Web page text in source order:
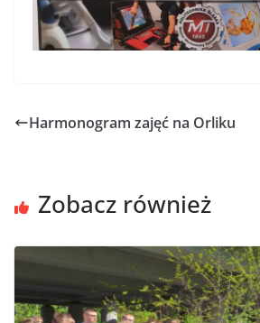
Harmonogram zajęć na Orliku
Zobacz również